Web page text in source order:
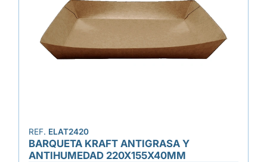
REF. ELAT2420
BARQUETA KRAFT ANTIGRASA Y
ANTIHUMEDAD 220X155X40MM